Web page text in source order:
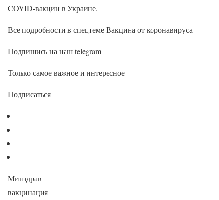
COVID-вакцин в Украине.
Все подробности в спецтеме Вакцина от коронавируса
Подпишись на наш telegram
Только самое важное и интересное
Подписаться
Минздрав
вакцинация